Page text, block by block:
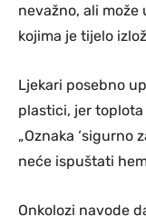
nevažno, ali
kojima je tijelo
Ljekari posebno
plastici, jer
„Oznaka ‘sigurno
neće ispuštati
Onkolozi navode